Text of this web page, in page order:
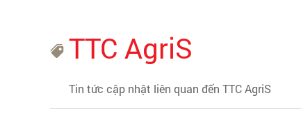
TTC AgriS
Tin tức cập nhật liên quan đến TTC AgriS